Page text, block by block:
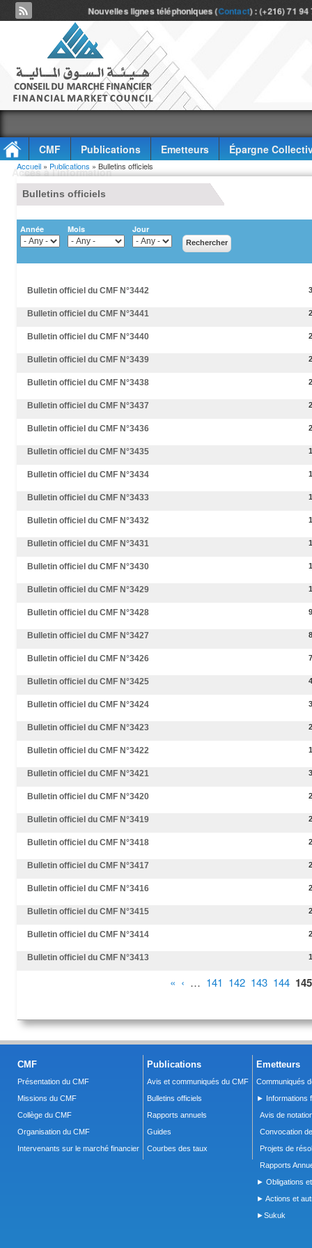
Nouvelles lignes téléphoniques (Contact) : (+216) 71
CMF Publications Emetteurs
Épargne
Accès à l'information
Vous êtes ici
Accueil » Publications » Bulletins officiels
Bulletins officiels
Année Mois Jour
Bulletin officiel du CMF N°3442
Bulletin officiel du CMF N°3441
Bulletin officiel du CMF N°3440
Bulletin officiel du CMF N°3439
Bulletin officiel du CMF N°3438
Bulletin officiel du CMF N°3437
Bulletin officiel du CMF N°3436
Bulletin officiel du CMF N°3435
Bulletin officiel du CMF N°3434
Bulletin officiel du CMF N°3433
Bulletin officiel du CMF N°3432
Bulletin officiel du CMF N°3431
Bulletin officiel du CMF N°3430
Bulletin officiel du CMF N°3429
Bulletin officiel du CMF N°3428 9
Bulletin officiel du CMF N°3427 8
Bulletin officiel du CMF N°3426 7
Bulletin officiel du CMF N°3425 4
Bulletin officiel du CMF N°3424 3
Bulletin officiel du CMF N°3423 2
Bulletin officiel du CMF N°3422 1
Bulletin officiel du CMF N°3421
Bulletin officiel du CMF N°3420
Bulletin officiel du CMF N°3419
Bulletin officiel du CMF N°3418
Bulletin officiel du CMF N°3417
Bulletin officiel du CMF N°3416
Bulletin officiel du CMF N°3415
Bulletin officiel du CMF N°3414
Bulletin officiel du CMF N°3413
« ‹ … 141 142 143 144 145
CMF
Présentation du CMF
Missions du CMF
Collège du CMF
Organisation du CMF
Intervenants sur le marché financier
Publications
Avis et communiqués du CMF
Bulletins officiels
Rapports annuels
Guides
Courbes des taux
Emetteurs
Communiqués
► Informations
Avis de
Convocation
Projets de
Rapports
► Obligations
► Actions et
►Sukuk